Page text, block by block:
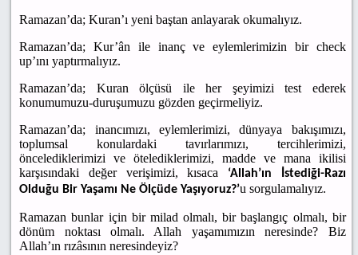
Ramazan’da; Kuran’ı yeni baştan anlayarak okumalıyız.
Ramazan’da; Kur’ân ile inanç ve eylemlerimizin bir check
up’ını yaptırmalıyız.
Ramazan’da; Kuran ölçüsü ile her şeyimizi test ederek
konumumuzu-duruşumuzu gözden geçirmeliyiz.
Ramazan’da; inancımızı, eylemlerimizi, dünyaya bakışımızı,
toplumsal konulardaki tavırlarımızı, tercihlerimizi,
öncelediklerimizi ve ötelediklerimizi, madde ve mana ikilisi
karşısındaki değer verişimizi, kısaca ‘Allah’ın İstediği-Razı
Olduğu Bir Yaşamı Ne Ölçüde Yaşıyoruz?’u sorgulamalıyız.
Ramazan bunlar için bir milad olmalı, bir başlangıç olmalı, bir
dönüm noktası olmalı. Allah yaşamımızın neresinde? Biz
Allah’ın rızâsının neresindeyiz?